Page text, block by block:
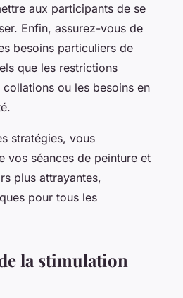
aux participants de se
Enfin, assurez-vous de
besoins particuliers de
que les restrictions
ou les besoins en
stratégies, vous
vos séances de peinture et
plus attrayantes,
pour tous les
la stimulation